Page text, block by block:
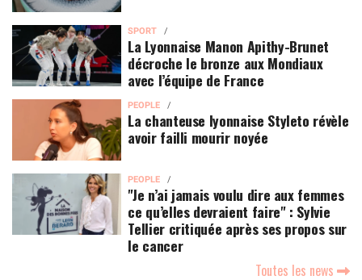
SPORT
La Lyonnaise Manon Apithy-Brunet
décroche le bronze aux Mondiaux
avec l’équipe de France
PEOPLE
La chanteuse lyonnaise Styleto révèle
avoir failli mourir noyée
PEOPLE
"Je n’ai jamais voulu dire aux femmes
ce qu’elles devraient faire" : Sylvie
Tellier critiquée après ses propos sur
le cancer
Toutes les news